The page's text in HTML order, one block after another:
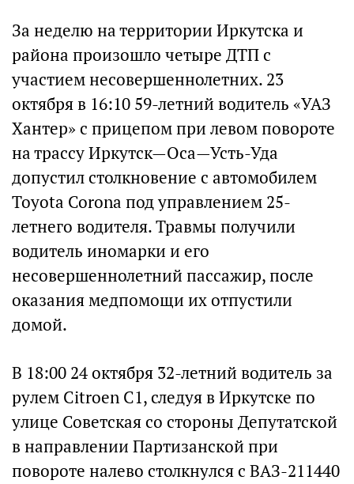
За неделю на территории Иркутска и
района произошло четыре ДТП с
участием несовершеннолетних. 23
октября в 16:10 59-летний водитель «УАЗ
Хантер» с прицепом при левом повороте
на трассу Иркутск—Оса—Усть-Уда
допустил столкновение с автомобилем
Toyota Corona под управлением 25-
летнего водителя. Травмы получили
водитель иномарки и его
несовершеннолетний пассажир, после
оказания медпомощи их отпустили
домой.
В 18:00 24 октября 32-летний водитель за
рулем Citroen C1, следуя в Иркутске по
улице Советская со стороны Депутатской
в направлении Партизанской при
повороте налево столкнулся с ВАЗ-211440